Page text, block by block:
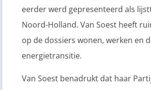
eerder werd gepresenteerd als
Noord-Holland. Van Soest heeft
op de dossiers wonen, werken en
energietransitie.
Van Soest benadrukt dat haar